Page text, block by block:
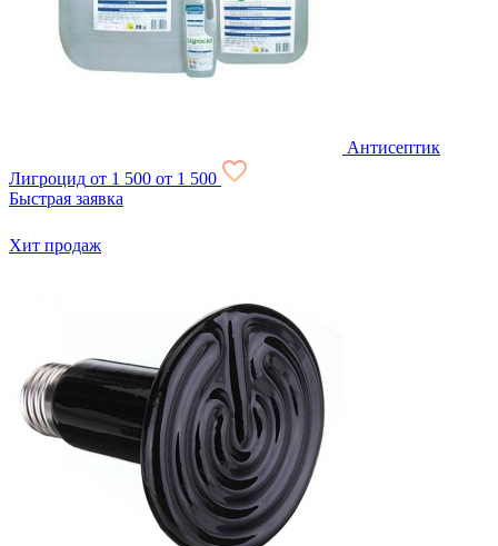
Антисептик
Лигроцид от 1 500 от 1 500
Быстрая заявка
Хит продаж